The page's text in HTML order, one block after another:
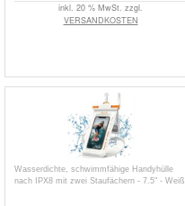
inkl. 20 % MwSt. zzgl.
VERSANDKOSTEN
Wasserdichte, schwimmfähige Handyhülle
nach IPX8 mit zwei Staufächern - 7.5" - Weiß